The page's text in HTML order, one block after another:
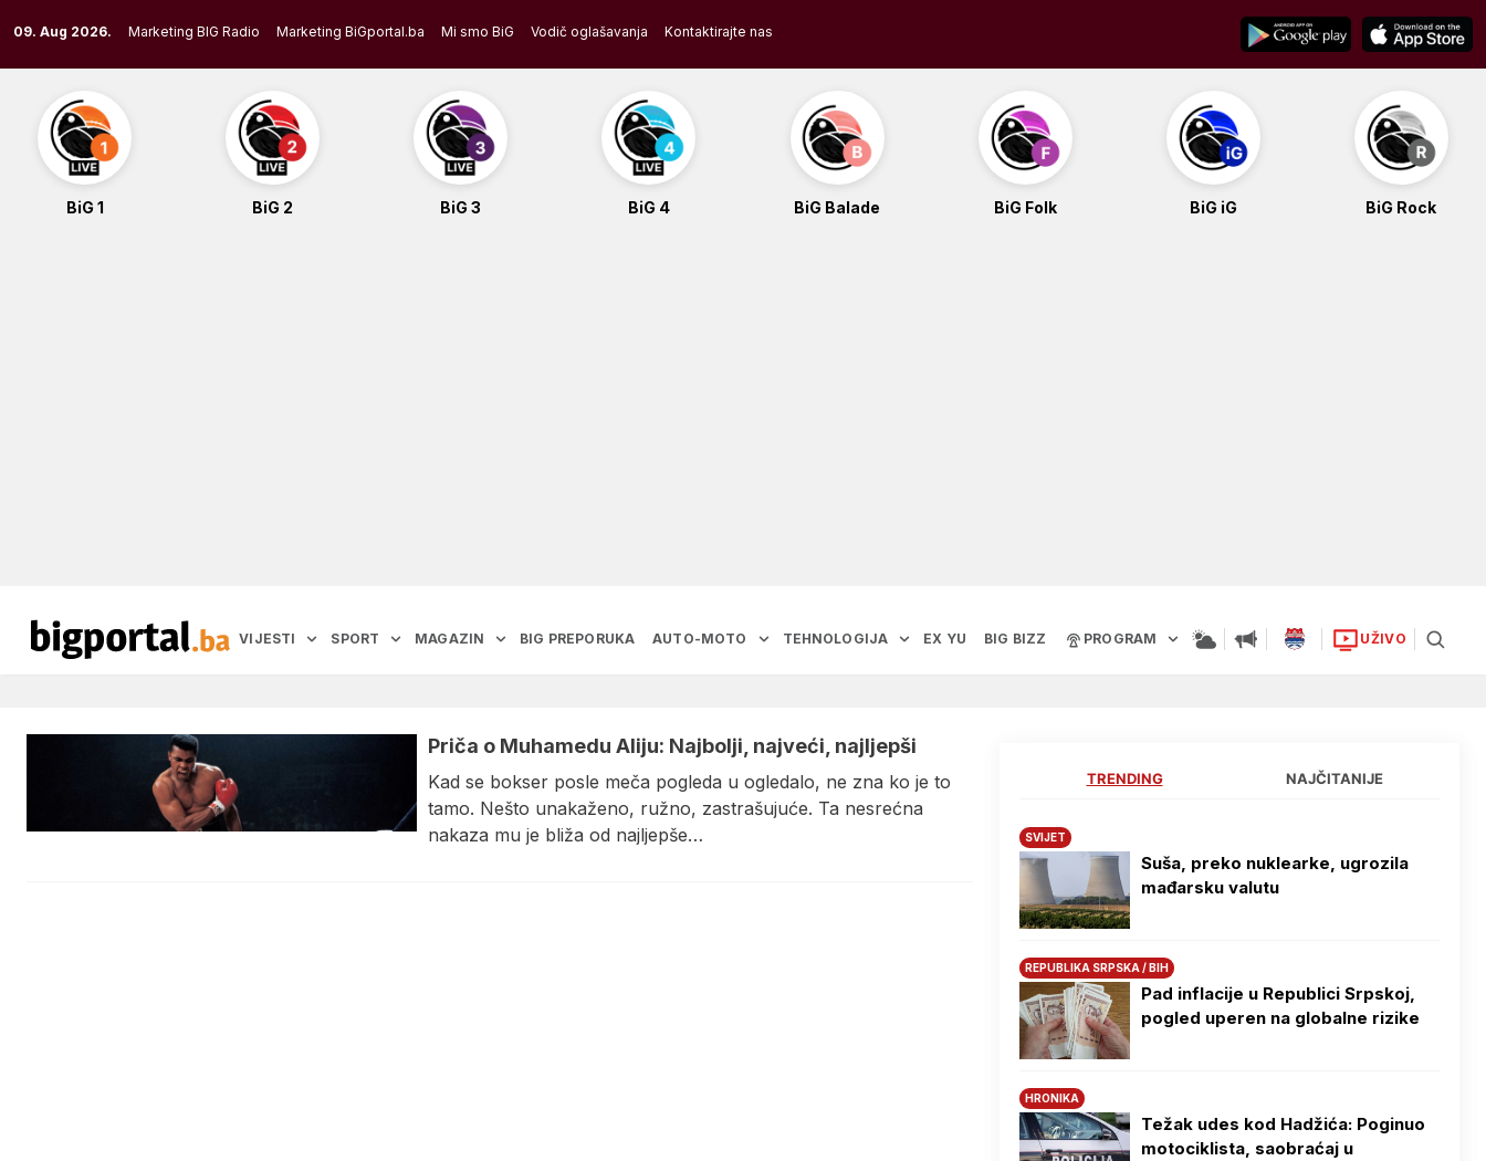
to
content
09. Aug 2026. Marketing BIG Radio Marketing BiGportal.ba Mi smo BiG Vodič oglašavanja Kontaktirajte nas
BiG 1 BiG 2 BiG 3 BiG 4 BiG Balade BiG Folk BiG iG BiG Rock
VIJESTI SPORT MAGAZIN BIG PREPORUKA AUTO-MOTO TEHNOLOGIJA EX YU BIG BIZZ PROGRAM UŽIVO
Priča o Muhamedu Aliju: Najbolji, najveći, najljepši
Kad se bokser posle meča pogleda u ogledalo, ne zna ko je to
tamo. Nešto unakaženo, ružno, zastrašujuće. Ta nesrećna
nakaza mu je bliža od najljepše…
TRENDING NAJČITANIJE
SVIJET
Suša, preko nuklearke, ugrozila
mađarsku valutu
REPUBLIKA SRPSKA / BIH
Pad inflacije u Republici Srpskoj,
pogled uperen na globalne rizike
HRONIKA
Težak udes kod Hadžića: Poginuo
motociklista, saobraćaj u